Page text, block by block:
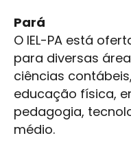
Pará
O IEL-PA está
para diversas
ciências
educação física,
pedagogia,
médio.